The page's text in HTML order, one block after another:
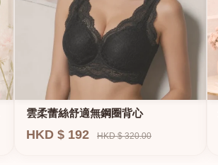
雲柔蕾絲舒適無鋼圈背心
HKD $ 192 HKD $ 320.00